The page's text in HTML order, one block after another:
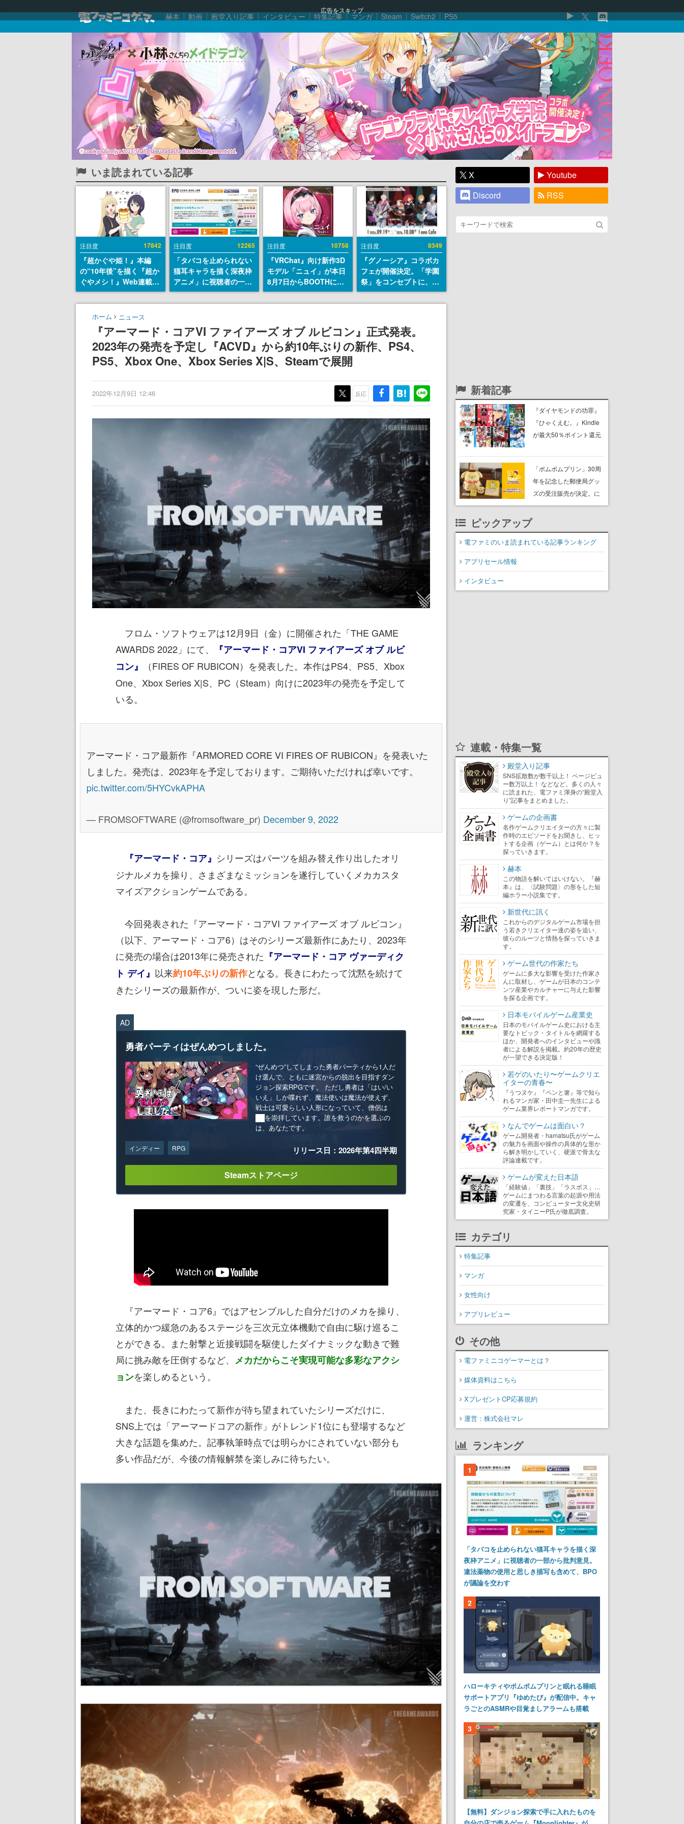
広告をスキップ
赫本 動画 殿堂入り記事 インタビュー 特集記事 マンガ Steam Switch2 PS5
いま読まれている記事
注目度 17842
『超かぐや姫！』本編
の“10年後”を描く『超か
ぐやメシ！』Web連載決
定。新たなWebマンガレ
ーベル「ビビビコミッ
ク」にて特別話が掲載ス
タート、あのお話には…
まだ続きがある！
注目度 12265
「タバコを止められない
猫耳キャラを描く深夜枠
アニメ」に視聴者の一部
から批判意見。違法薬物
の使用と思しき描写も含
注目度 10758
『VRChat』向け新作3D
モデル「ニュイ」が本日
8月7日からBOOTHにて
発売。瞳に光る星や感情
豊かな表情が、小悪魔か
注目度 8349
『グノーシア』コラボカ
フェが開催決定。「学園
祭」をコンセプトに、模
擬店やセツやSQ、ラキオ
たちが学祭バンドを楽し
ッズが展開
ホーム ニュース
『アーマード・コアVI ファイアーズ オブ ルビコン』正式発表。
2023年の発売を予定し『ACVD』から約10年ぶりの新作、PS4、
PS5、Xbox One、Xbox Series X|S、Steamで展開
2022年12月9日 12:46 反応
フロム・ソフトウェアは12月9日（金）に開催された「THE GAME
AWARDS 2022」にて、
『アーマード・コアVI ファイアーズ オブ ルビ
コン』
（FIRES OF RUBICON）を発表した。本作はPS4、PS5、Xbox
One、Xbox Series X|S、PC（Steam）向けに2023年の発売を予定して
いる。
アーマード・コア最新作『ARMORED CORE VI FIRES OF RUBICON』を発表いた
しました。発売は、2023年を予定しております。ご期待いただければ幸いです。
pic.twitter.com/5HYCvkAPHA
— FROMSOFTWARE (@fromsoftware_pr) December 9, 2022
『アーマード・コア』 シリーズはパーツを組み替え作り出したオリ
ジナルメカを操り、さまざまなミッションを遂行していくメカカスタ
マイズアクションゲームである。
今回発表された『アーマード・コアVI ファイアーズ オブ ルビコン』
（以下、アーマード・コア6）はそのシリーズ最新作にあたり、2023年
に発売の場合は2013年に発売された 『アーマード・コア ヴァーディク
ト デイ』 以来約10年ぶりの新作となる。長きにわたって沈黙を続けて
きたシリーズの最新作が、ついに姿を現した形だ。
AD
勇者パーティはぜんめつしました。
“ぜんめつ”してしまった勇者パーティから1人だ
け選んで、ともに迷宮からの脱出を目指すダン
ジョン探索RPGです。 ただし勇者は「はい/い
いえ」しか喋れず、魔法使いは魔法が使えず、
戦士は可愛らしい人形になっていて、僧侶は
██を崇拝しています。誰を救うのかを選ぶの
は、あなたです。
インディー RPG リリース日：2026年第4四半期
Steamストアページ
『アーマード・コア6』ではアセンブルした自分だけのメカを操り、
立体的かつ緩急のあるステージを三次元立体機動で自由に駆け巡るこ
とができる。また射撃と近接戦闘を駆使したダイナミックな動きで難
局に挑み敵を圧倒するなど、 メカだからこそ実現可能な多彩なアクシ
ョンを楽しめるという。
また、長きにわたって新作が待ち望まれていたシリーズだけに、
SNS上では「アーマードコアの新作」がトレンド1位にも登場するなど
大きな話題を集めた。記事執筆時点では明らかにされていない部分も
多い作品だが、今後の情報解禁を楽しみに待ちたい。
X
Youtube
Discord
RSS
新着記事
『ダイヤモンドの功罪』
『ひゃくえむ。』Kindle
が最大50％ポイント還元
限定で開催中。『バトゥ
ーキ』『二階堂地獄ゴル
フ』『みどりのマキバオ
ー』『頭文字Ｄ 超合本
版』など対象
「ポムポムプリン」30周
年を記念した郵便局グッ
ズの受注販売が決定。に
っこり笑顔の“もちもちク
ど。8月31日まで受付
ピックアップ
電ファミのいま読まれている記事ランキング
アプリセール情報
インタビュー
連載・特集一覧
殿堂入り記事
SNS拡散数が数千以上！ ページビュ
ー数万以上！ などなど。多くの人々
に読まれた、電ファミ渾身の“殿堂入
り”記事をまとめました。
ゲームの企画書
名作ゲームクリエイターの方々に製
作時のエピソードをお聞きし、ヒッ
トする企画（ゲーム）とは何か？を
探っていきます。
赫本
この物語を解いてはいけない。『赫
本』は、〈試験問題〉の形をした短
編ホラー小説集です。
新世代に訊く
これからのデジタルゲーム市場を担
う若きクリエイター達の姿を追い、
彼らのルーツと情熱を探っていきま
す。
ゲーム世代の作家たち
ゲームに多大な影響を受けた作家さ
んに取材し、ゲームが日本のコンテ
ンツ産業やカルチャーに与えた影響
を探る企画です。
日本モバイルゲーム産業史
日本のモバイルゲーム史における主
要なトピック・タイトルを網羅する
ほか、開発者へのインタビューや識
者による解説を掲載。約20年の歴史
が一望できる決定版！
若ゲのいたり〜ゲームクリエ
イターの青春〜
『うつヌケ』『ペンと箸』等で知ら
れるマンガ家・田中圭一先生による
ゲーム業界レポートマンガです。
なんでゲームは面白い？
ゲーム開発者・hamatsu氏がゲーム
の魅力を画面や操作の具体的な形か
ら解き明かしていく、硬派で骨太な
評論連載です。
ゲームが変えた日本語
「経験値」「裏技」「ラスボス」…
ゲームにまつわる言葉の起源や用法
の変遷を、コンピューター文化史研
究家・タイニーP氏が徹底調査。
カテゴリ
特集記事
マンガ
女性向け
アプリレビュー
その他
電ファミニコゲーマーとは？
媒体資料はこちら
XプレゼントCP応募規約
運営：株式会社マレ
ランキング
1
「タバコを止められない猫耳キャラを描く深
夜枠アニメ」に視聴者の一部から批判意見。
違法薬物の使用と思しき描写も含めて、BPO
が議論を交わす
2
ハローキティやポムポムプリンと眠れる睡眠
サポートアプリ『ゆめたび』が配信中。キャ
ラごとのASMRや目覚ましアラームも搭載
3
【無料】ダンジョン探索で手に入れたものを